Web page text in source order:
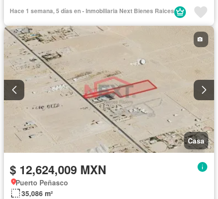
Hace 1 semana, 5 días en - Inmobiliaria Next Bienes Raices
Casa
$ 12,624,009 MXN
Puerto Peñasco
35,086 m²